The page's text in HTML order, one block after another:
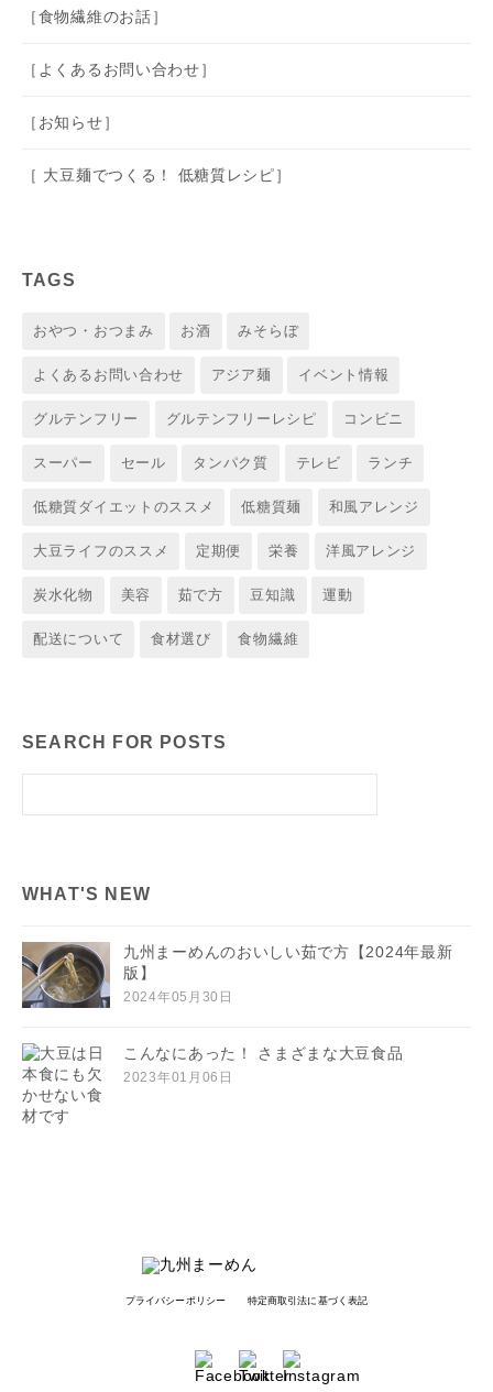
［食物繊維のお話］
［よくあるお問い合わせ］
［お知らせ］
［ 大豆麺でつくる！ 低糖質レシピ］
TAGS
おやつ・おつまみ お酒 みそらぼ
よくあるお問い合わせ アジア麺 イベント情報
グルテンフリー グルテンフリーレシピ コンビニ
スーパー セール タンパク質 テレビ ランチ
低糖質ダイエットのススメ 低糖質麺 和風アレンジ
大豆ライフのススメ 定期便 栄養 洋風アレンジ
炭水化物 美容 茹で方 豆知識 運動
配送について 食材選び 食物繊維
SEARCH FOR POSTS
WHAT'S NEW
九州まーめんのおいしい茹で方【2024年最新
版】
2024年05月30日
こんなにあった！ さまざまな大豆食品
2023年01月06日
プライバシーポリシー 特定商取引法に基づく表記